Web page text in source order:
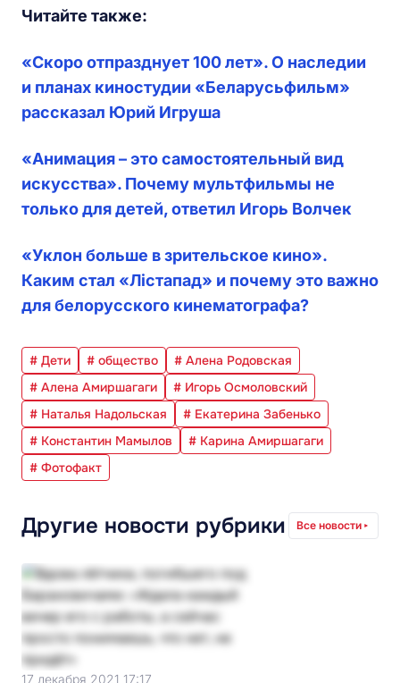
Читайте также:
«Скоро отпразднует 100 лет». О наследии
и планах киностудии «Беларусьфильм»
рассказал Юрий Игруша
«Анимация – это самостоятельный вид
искусства». Почему мультфильмы не
только для детей, ответил Игорь Волчек
«Уклон больше в зрительское кино».
Каким стал «Лістапад» и почему это важно
для белорусского кинематографа?
# Дети # общество
# Алена Родовская
# Алена Амиршагаги
# Игорь Осмоловский
# Наталья Надольская
# Екатерина Забенько
# Константин Мамылов
# Карина Амиршагаги
# Фотофакт
Другие новости рубрики Все новости
17 декабря 2021 17:17